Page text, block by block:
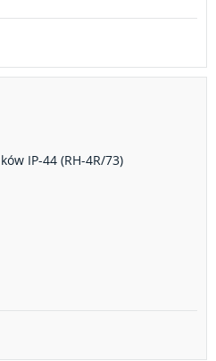
IP-44 (RH-4R/73)